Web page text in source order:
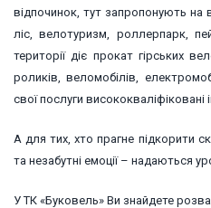
відпочинок, тут запропонують на
ліс, велотуризм, роллерпарк,
території діє прокат гірських
роликів, веломобілів,
свої послуги висококваліфіковані
А для тих, хто прагне підкорити
та незабутні емоції – надаються
У ТК «Буковель» Ви знайдете